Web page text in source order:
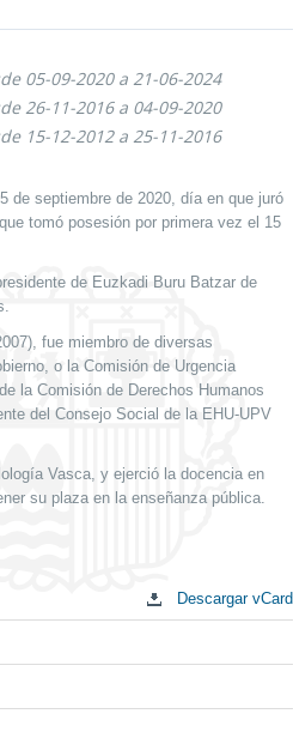
05-09-2020 a 21-06-2024
26-11-2016 a 04-09-2020
15-12-2012 a 25-11-2016
de septiembre de 2020, día en que juró
tomó posesión por primera vez el 15
de Euzkadi Buru Batzar de
fue miembro de diversas
o la Comisión de Urgencia
la Comisión de Derechos Humanos
del Consejo Social de la EHU-UPV
Vasca, y ejerció la docencia en
su plaza en la enseñanza pública.
Descargar vCard